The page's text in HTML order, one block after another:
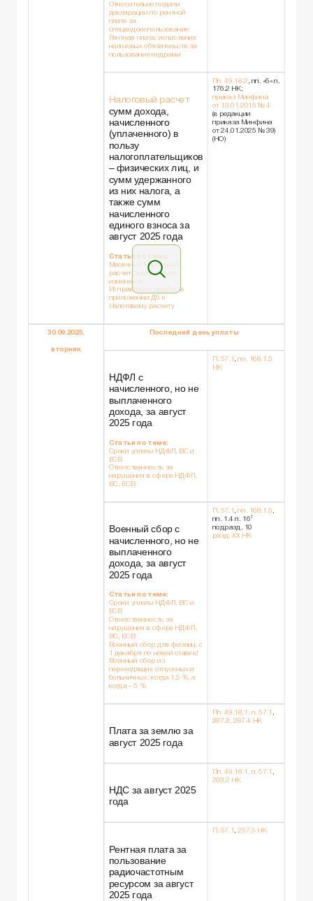
Относительно подачи
декларации по рентной
плате за
спецводоиспользование
Рентная плата: исчисления
налоговых обязательств за
пользование недрами
Налоговый расчет
сумм дохода,
начисленного
(уплаченного) в
пользу
налогоплательщиков
– физических лиц, и
сумм удержанного
из них налога, а
также сумм
начисленного
единого взноса за
август 2025 года
Статьи по теме:
Месячный Налоговый
расчет: анализируем
изменения
Исправление ошибок в
приложении Д5 к
Налоговому расчету
Пп. 49.18.2 , пп. «б» п.
176.2 НК;
приказ Минфина
от 13.01.2015 № 4
(в редакции
приказа Минфина
от 24.01.2025 № 39)
(НО)
30.09.2025,
вторник
Последний день уплаты
НДФЛ с
начисленного, но не
выплаченного
дохода, за август
2025 года
Статьи по теме:
Сроки уплаты НДФЛ, ВС и
ЕСВ
Ответственность за
нарушения в сфере НДФЛ,
ВС, ЕСВ
П. 57.1 ,пп. 168.1.5
НК
Военный сбор с
начисленного, но не
выплаченного
дохода, за август
2025 года
Статьи по теме:
Сроки уплаты НДФЛ, ВС и
ЕСВ
Ответственность за
нарушения в сфере НДФЛ,
ВС, ЕСВ
Военный сбор для физлиц: с
1 декабря по новой ставке!
Военный сбор из
переходящих отпускных и
больничных: когда 1,5 %, а
когда – 5 %
П. 57.1 ,пп. 168.1.5
пп. 1.4 п. 161
подразд. 10
разд. XX НК
Плата за землю за
август 2025 года
Пп. 49.18.1, п. 57.1
287.3, 287.4 НК
НДС за август 2025
года
Пп. 49.18.1, п. 57.1
203.2 НК
Рентная плата за
пользование
радиочастотным
ресурсом за август
2025 года
П. 57.1 ,257.5 НК